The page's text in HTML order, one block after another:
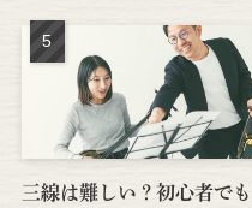
三線は難しい？初心者でも